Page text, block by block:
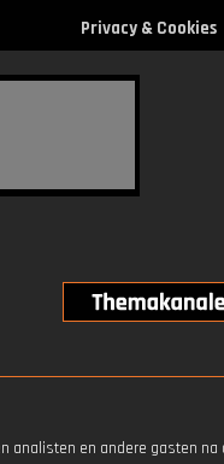
Privacy & Cookies
analisten en andere gasten na